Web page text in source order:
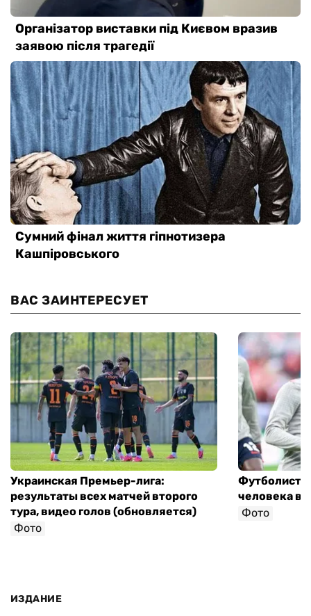
ВАС ЗАИНТЕРЕСУЕТ
Украинская Премьер-лига:
результаты всех матчей второго
тура, видео голов (обновляется)
Фото
Футболист
человека в
Фото
ИЗДАНИЕ